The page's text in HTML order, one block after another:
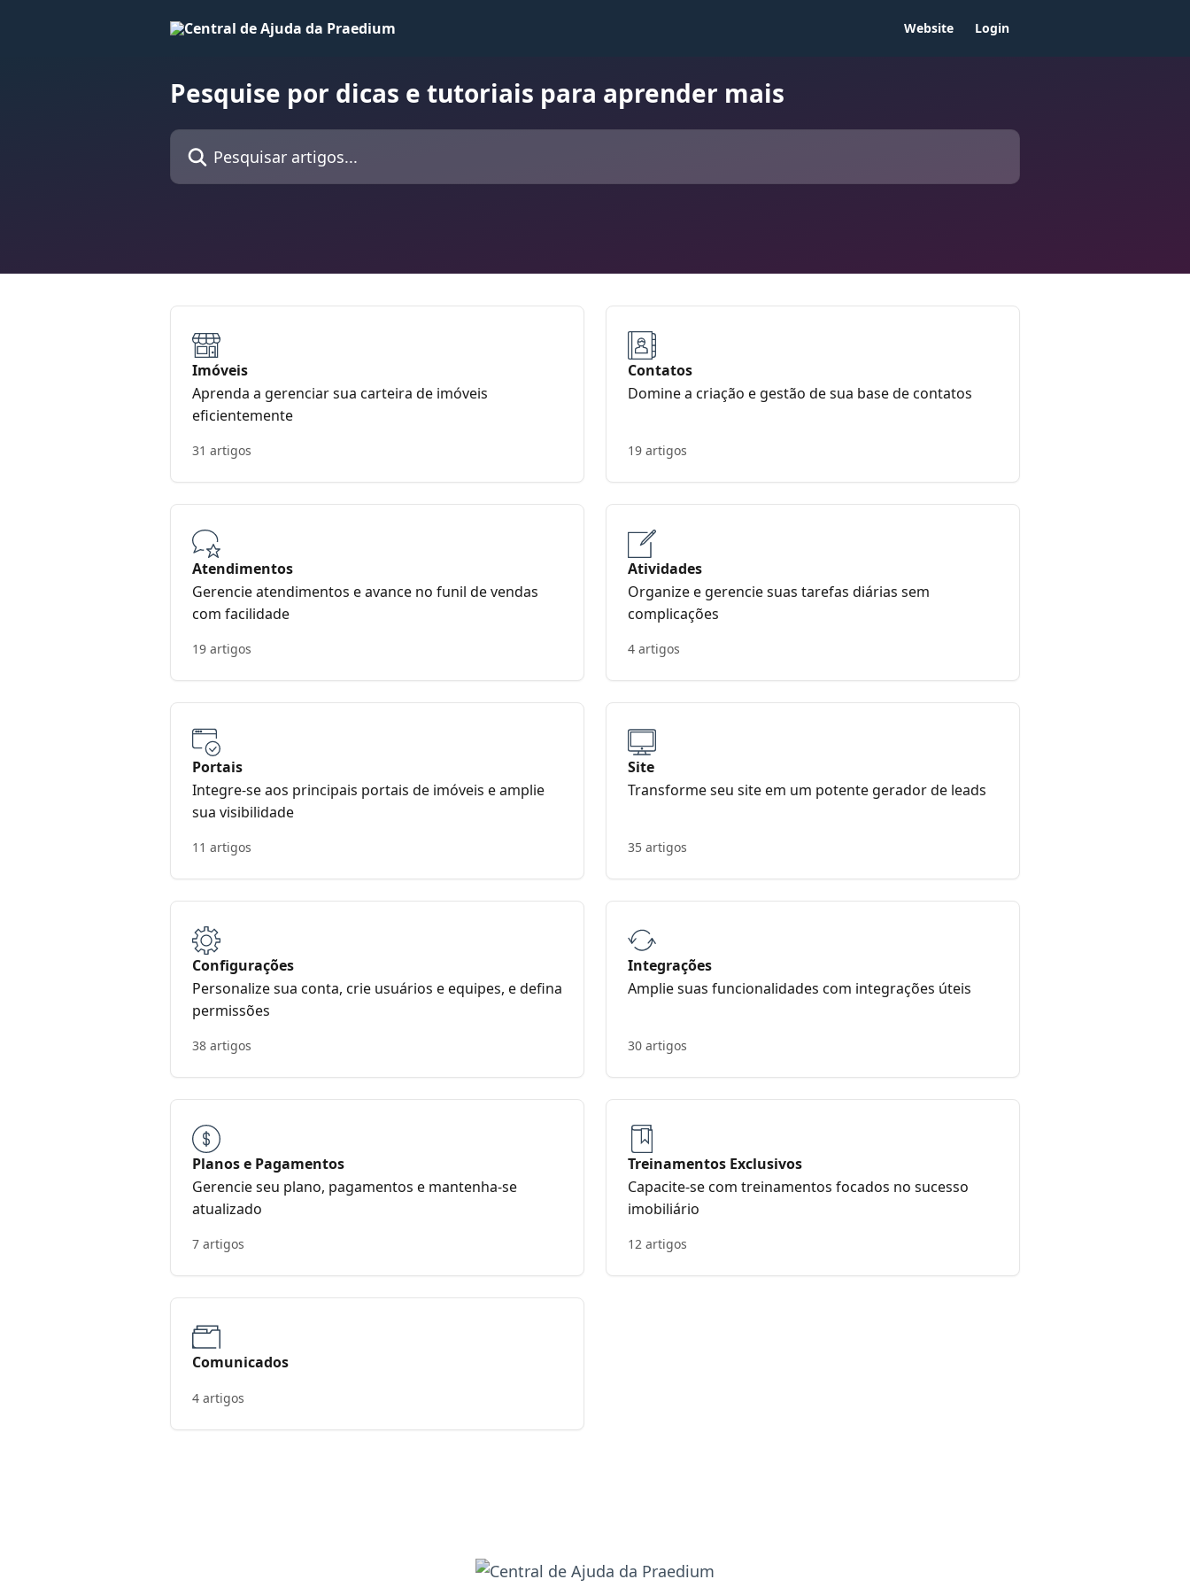
Website Login
Pesquise por dicas e tutoriais para aprender mais
Pesquisar artigos...
Imóveis
Aprenda a gerenciar sua carteira de imóveis
eficientemente
31 artigos
Contatos
Domine a criação e gestão de sua base de contatos
19 artigos
Atendimentos
Gerencie atendimentos e avance no funil de vendas
com facilidade
19 artigos
Atividades
Organize e gerencie suas tarefas diárias sem
complicações
4 artigos
Portais
Integre-se aos principais portais de imóveis e amplie
sua visibilidade
11 artigos
Site
Transforme seu site em um potente gerador de leads
35 artigos
Configurações
Personalize sua conta, crie usuários e equipes, e defina
permissões
38 artigos
Integrações
Amplie suas funcionalidades com integrações úteis
30 artigos
Planos e Pagamentos
Gerencie seu plano, pagamentos e mantenha-se
atualizado
7 artigos
Treinamentos Exclusivos
Capacite-se com treinamentos focados no sucesso
imobiliário
12 artigos
Comunicados
4 artigos